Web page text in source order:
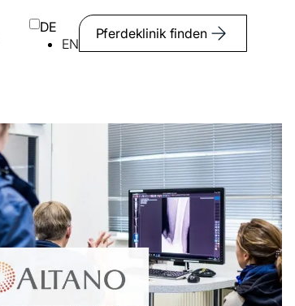
DE
EN
Pferdeklinik finden